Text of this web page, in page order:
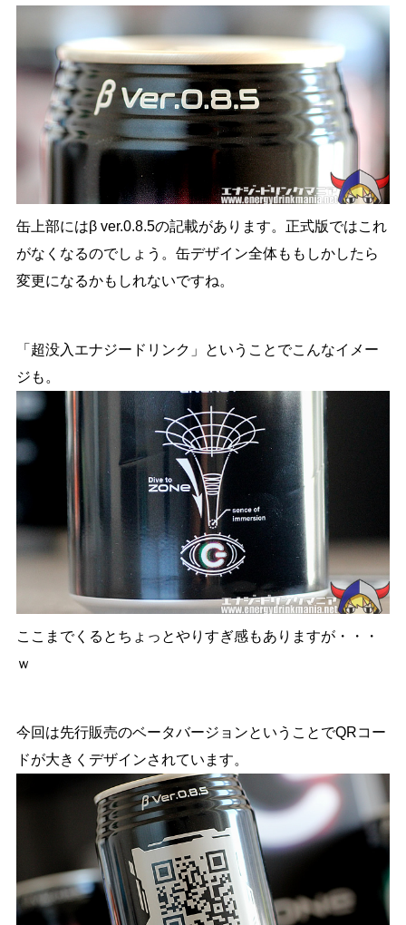
缶上部にはβ ver.0.8.5の記載があります。正式版ではこれ
がなくなるのでしょう。缶デザイン全体ももしかしたら
変更になるかもしれないですね。
「超没入エナジードリンク」ということでこんなイメー
ジも。
ここまでくるとちょっとやりすぎ感もありますが・・・
ｗ
今回は先行販売のベータバージョンということでQRコー
ドが大きくデザインされています。